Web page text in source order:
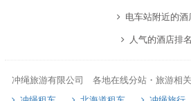
电车站附近的酒
人气的酒店排名
冲绳旅游有限公司 各地在线分站・旅游相